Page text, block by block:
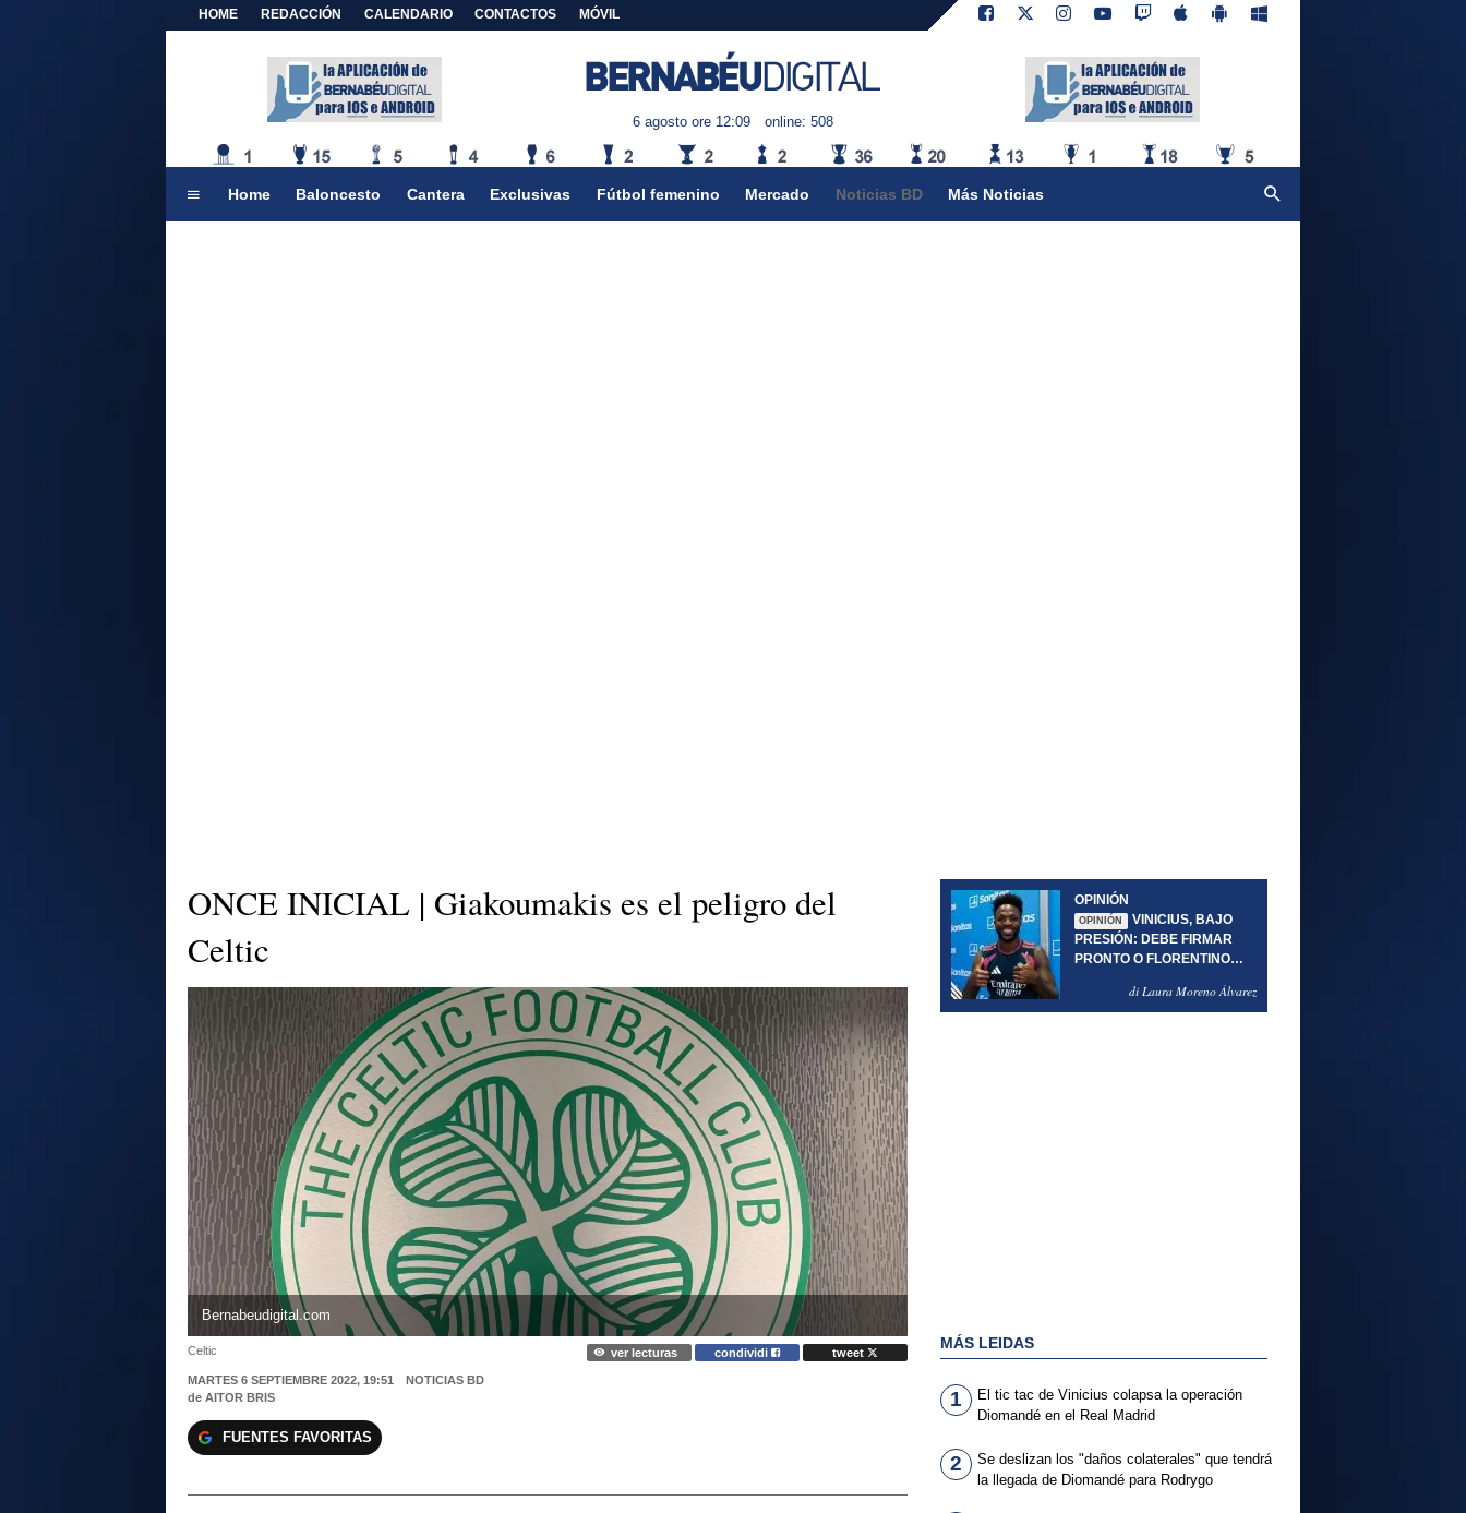
HOME REDACCIÓN CALENDARIO CONTACTOS MÓVIL
6 agosto ore 12:09 online: 508
Home Baloncesto Cantera Exclusivas Fútbol femenino Mercado Noticias BD Más Noticias
ONCE INICIAL | Giakoumakis es el peligro del
Celtic
Bernabeudigital.com
Celtic ver lecturas condividi tweet
MARTES 6 SEPTIEMBRE 2022, 19:51
NOTICIAS BD
de AITOR BRIS
FUENTES FAVORITAS
OPINIÓN
OPINIÓN
VINICIUS, BAJO
PRESIÓN: DEBE FIRMAR
PRONTO O FLORENTINO
di Laura Moreno Álvarez
MÁS LEIDAS
1
El tic tac de Vinicius colapsa la operación
Diomandé en el Real Madrid
2
Se deslizan los "daños colaterales" que tendrá
la llegada de Diomandé para Rodrygo